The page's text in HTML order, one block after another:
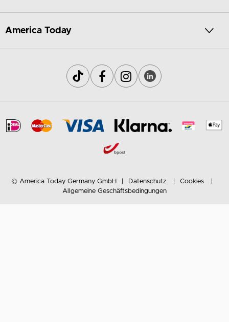
America Today
© America Today Germany GmbH Datenschutz
Cookies
Allgemeine Geschäftsbedingungen